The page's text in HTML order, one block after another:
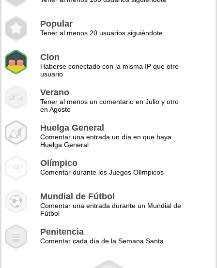
Popular
Tener al menos 20 usuarios siguiéndote
Clon
Haberse conectado con la misma IP que otro
usuario
Verano
Tener al menos un comentario en Julio y otro
en Agosto
Huelga General
Comentar una entrada un día en que haya
Huelga General
Olímpico
Comentar durante los Juegos Olímpicos
Mundial de Fútbol
Comentar una entrada durante un Mundial de
Fútbol
Penitencia
Comentar cada día de la Semana Santa